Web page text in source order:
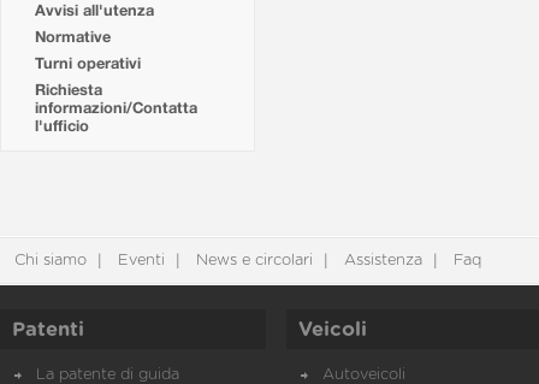
Avvisi all'utenza
Normative
Turni operativi
Richiesta
informazioni/Contatta
l'ufficio
Chi siamo Eventi News e circolari Assistenza Faq
Patenti
La patente di guida
Veicoli
Autoveicoli